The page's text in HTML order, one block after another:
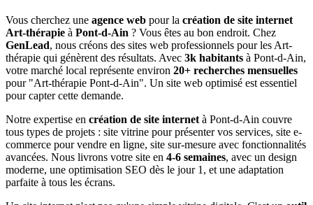
Vous cherchez une agence web pour la création de site internet
Art-thérapie à Pont-d-Ain ? Vous êtes au bon endroit. Chez
GenLead, nous créons des sites web professionnels pour les Art-
thérapie qui génèrent des résultats. Avec 3k habitants à Pont-d-Ain,
votre marché local représente environ 20+ recherches mensuelles
pour "Art-thérapie Pont-d-Ain". Un site web optimisé est essentiel
pour capter cette demande.
Notre expertise en création de site internet à Pont-d-Ain couvre
tous types de projets : site vitrine pour présenter vos services, site e-
commerce pour vendre en ligne, site sur-mesure avec fonctionnalités
avancées. Nous livrons votre site en 4-6 semaines, avec un design
moderne, une optimisation SEO dès le jour 1, et une adaptation
parfaite à tous les écrans.